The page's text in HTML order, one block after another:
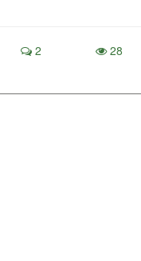
2 28